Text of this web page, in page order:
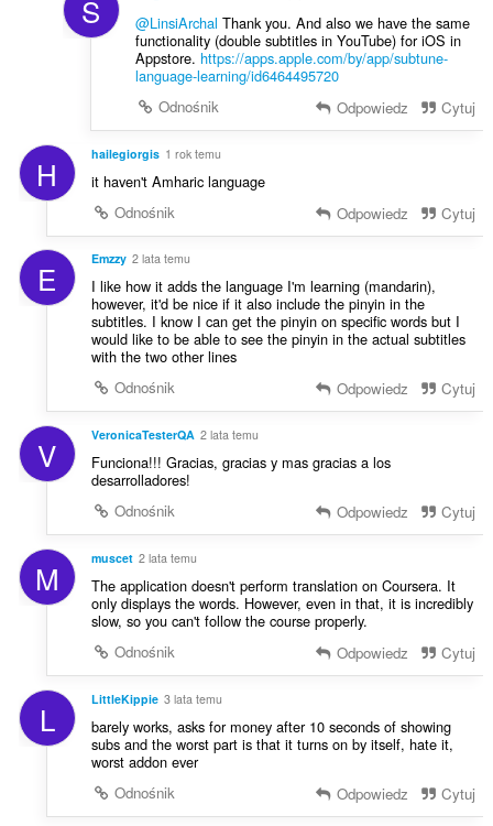
S @LinsiArchal Thank you. And also we have the same
functionality (double subtitles in YouTube) for iOS in
Appstore. https://apps.apple.com/by/app/subtune-
language-learning/id6464495720
Odnośnik
Odpowiedz Cytuj
H hailegiorgis 1 rok temu
it haven't Amharic language
Odnośnik
Odpowiedz Cytuj
E Emzzy 2 lata temu
I like how it adds the language I'm learning (mandarin),
however, it'd be nice if it also include the pinyin in the
subtitles. I know I can get the pinyin on specific words but I
would like to be able to see the pinyin in the actual subtitles
with the two other lines
Odnośnik
Odpowiedz Cytuj
V VeronicaTesterQA 2 lata temu
Funciona!!! Gracias, gracias y mas gracias a los
desarrolladores!
Odnośnik
Odpowiedz Cytuj
M muscet 2 lata temu
The application doesn't perform translation on Coursera. It
only displays the words. However, even in that, it is incredibly
slow, so you can't follow the course properly.
Odnośnik
Odpowiedz Cytuj
L LittleKippie 3 lata temu
barely works, asks for money after 10 seconds of showing
subs and the worst part is that it turns on by itself, hate it,
worst addon ever
Odnośnik
Odpowiedz Cytuj